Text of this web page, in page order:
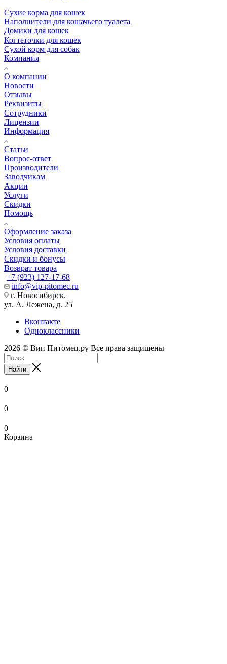
Сухие корма для кошек
Наполнители для кошачьего туалета
Домики для кошек
Когтеточки для кошек
Сухой корм для собак
Компания
О компании
Новости
Отзывы
Реквизиты
Сотрудники
Лицензии
Информация
Статьи
Вопрос-ответ
Производители
Заводчикам
Акции
Услуги
Скидки
Помощь
Оформление заказа
Условия оплаты
Условия доставки
Скидки и бонусы
Возврат товара
+7 (923) 127-17-68
info@vip-pitomec.ru
г. Новосибирск,
ул. А. Лежена, д. 25
Вконтакте
Одноклассники
2026 © Вип Питомец.ру Все права защищены
Найти
0
0
0
Корзина